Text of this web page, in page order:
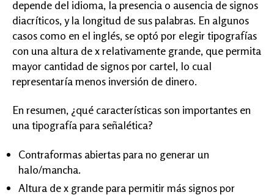
depende del idioma, la presencia o ausencia de signos
diacríticos, y la longitud de sus palabras. En algunos
casos como en el inglés, se optó por elegir tipografías
con una altura de x relativamente grande, que permita
mayor cantidad de signos por cartel, lo cual
representaría menos inversión de dinero.
En resumen, ¿qué características son importantes en
una tipografía para señalética?
Contraformas abiertas para no generar un
halo/mancha.
Altura de x grande para permitir más signos por